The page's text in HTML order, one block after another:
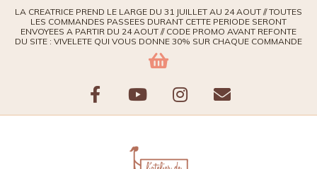
LA CREATRICE PREND LE LARGE DU 31 JUILLET AU 24 AOUT // TOUTES
LES COMMANDES PASSEES DURANT CETTE PERIODE SERONT
ENVOYEES A PARTIR DU 24 AOUT // CODE PROMO AVANT REFONTE
DU SITE : VIVELETE QUI VOUS DONNE 30% SUR CHAQUE COMMANDE
F
Y
u
I
s
E